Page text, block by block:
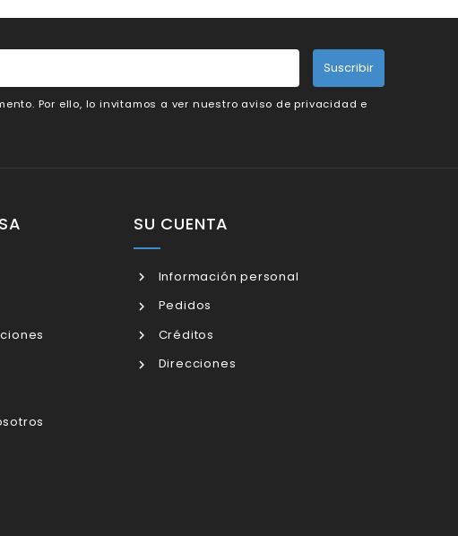
Suscribir
Por ello, lo invitamos a ver nuestro aviso de privacidad e
SU CUENTA
Información personal
Pedidos
Créditos
Direcciones